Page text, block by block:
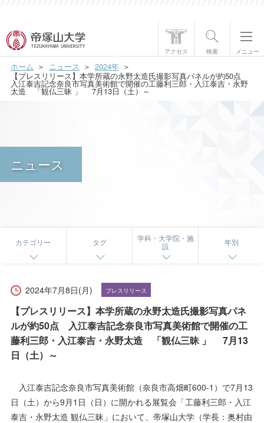
アクセス 検索 メニュー
帝塚山大学について
学部・大学院
就職・資格
受験生の方へ 在学生の方へ
保護者の方へ
一般の方へ 企業・採用担当者の方へ
ホーム ニュース
2024年
【プレスリリース】本学所蔵の永野太造氏撮影写真パネルが約50点
入江泰吉記念奈良市写真美術館で開催の工藤利三郎・入江泰吉・永野
太造 「観仏三昧 」 7月13日（土）～
ニュース
カテゴリー タグ
学科・大学院・施
設
年別
2024年7月8日(月) プレスリリース
【プレスリリース】本学所蔵の永野太造氏撮影写真パネ
ルが約50点 入江泰吉記念奈良市写真美術館で開催の工
藤利三郎・入江泰吉・永野太造 「観仏三昧 」 7月13
日（土）～
入江泰吉記念奈良市写真美術館（奈良市高畑町600-1）で7月13
日（土）から9月1日（日）に開かれる展覧会「工藤利三郎・入江
泰吉・永野太造 観仏三昧」において、帝塚山大学（学長：奥村由